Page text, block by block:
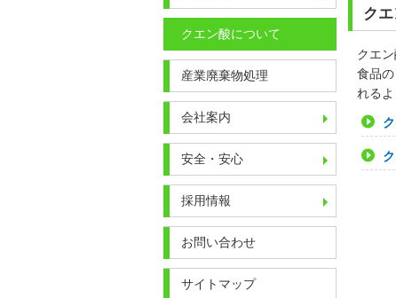
ク
クエ
食品
れる
クエン酸について
産業廃棄物処理
会社案内
安全・安心
採用情報
お問い合わせ
サイトマップ